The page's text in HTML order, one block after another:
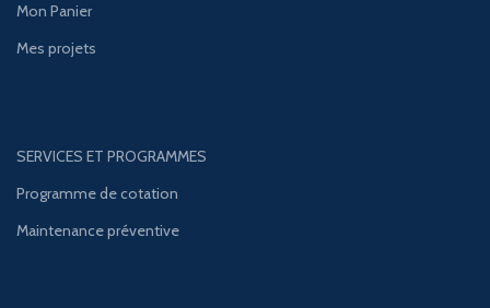
Mon Panier
Mes projets
SERVICES ET PROGRAMMES
Programme de cotation
Maintenance préventive